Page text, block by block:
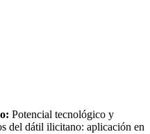
Potencial tecnológico y
del dátil ilicitano: aplicación en